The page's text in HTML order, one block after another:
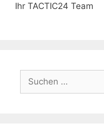
Ihr TACTIC24 Team
Suchen
nach: